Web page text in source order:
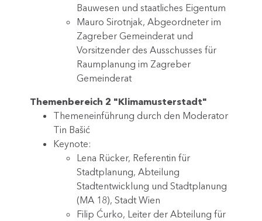
Bauwesen und staatliches Eigentum
Mauro Sirotnjak, Abgeordneter im
Zagreber Gemeinderat und
Vorsitzender des Ausschusses für
Raumplanung im Zagreber
Gemeinderat
Themenbereich 2 "Klimamusterstadt"
Themeneinführung durch den Moderator
Tin Bašić
Keynote:
Lena Rücker, Referentin für
Stadtplanung, Abteilung
Stadtentwicklung und Stadtplanung
(MA 18), Stadt Wien
Filip Ćurko, Leiter der Abteilung für